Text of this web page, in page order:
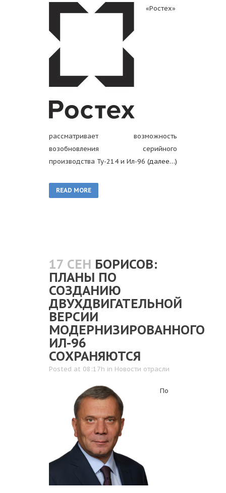
«Ростех»
рассматривает возможность
возобновления серийного
производства Ту-214 и Ил-96 (далее…)
READ MORE
17 СЕН БОРИСОВ:
ПЛАНЫ ПО
СОЗДАНИЮ
ДВУХДВИГАТЕЛЬНОЙ
ВЕРСИИ
МОДЕРНИЗИРОВАННОГО
ИЛ-96
СОХРАНЯЮТСЯ
Posted at 08:17h in Новости отрасли
По